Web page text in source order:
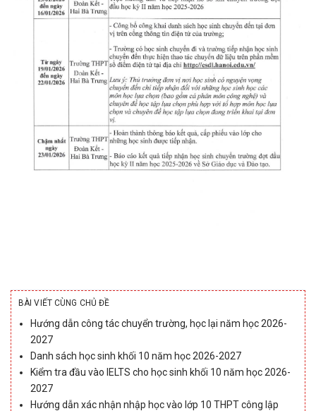
BÀI VIẾT CÙNG CHỦ ĐỀ
Hướng dẫn công tác chuyển trường, học lại năm học 2026-
2027
Danh sách học sinh khối 10 năm học 2026-2027
Kiểm tra đầu vào IELTS cho học sinh khối 10 năm học 2026-
2027
Hướng dẫn xác nhận nhập học vào lớp 10 THPT công lập